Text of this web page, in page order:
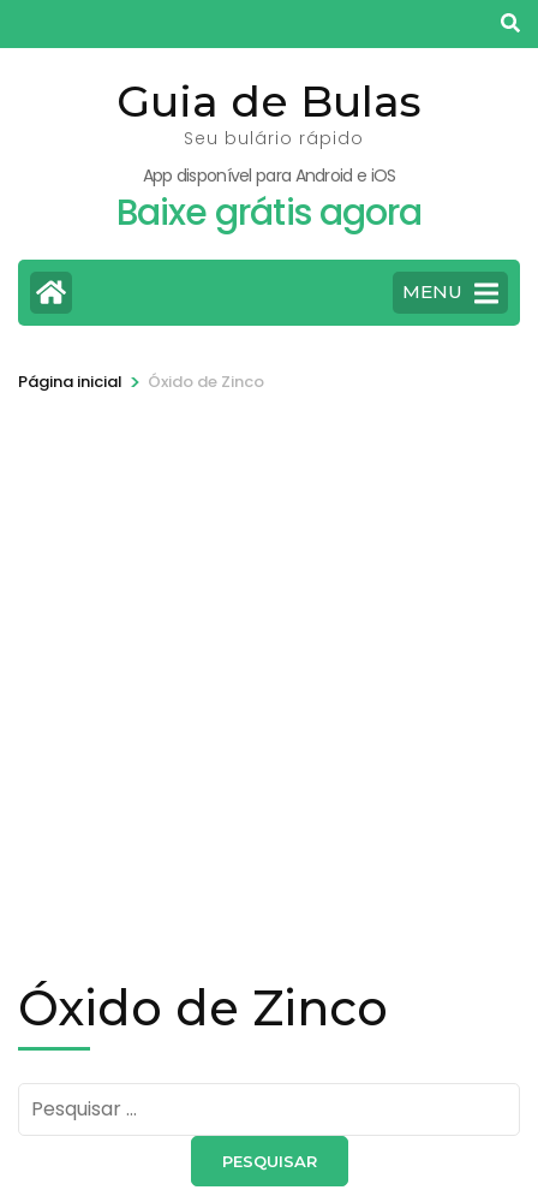
para
Guia de Bulas
Seu bulário rápido
App disponível para Android e iOS
Baixe grátis agora
MENU
Página inicial > Óxido de Zinco
Óxido de Zinco
Pesquisar
por: